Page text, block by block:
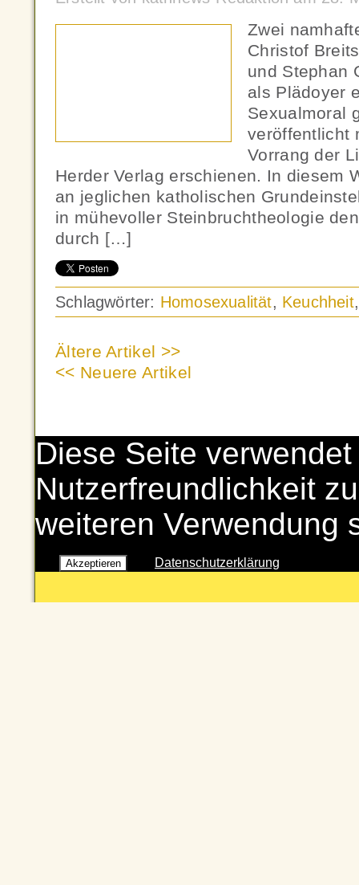
Zwei
Christof
und Stephan
als Plädoyer
Sexualmoral
veröffentlicht
Vorrang der
Herder Verlag erschienen. In diesem
an jeglichen katholischen
in mühevoller Steinbruchtheologie
durch […]
Schlagwörter: Homosexualität, Keuchheit
Ältere Artikel >>
<< Neuere Artikel
Diese Seite
Nutzerfreundlichkeit
weiteren Verwendung
Akzeptieren Datenschutzerklärung